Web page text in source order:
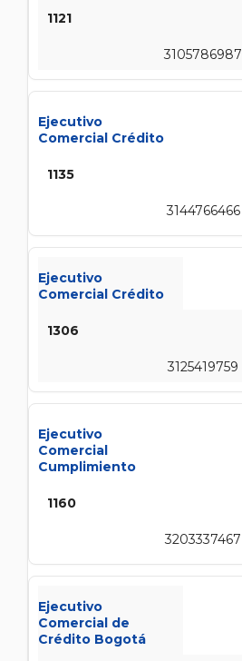
1121
3105786987
Ejecutivo
Comercial Crédito
1135
3144766466
Ejecutivo
Comercial Crédito
1306
3125419759
Ejecutivo
Comercial
Cumplimiento
1160
3203337467
Ejecutivo
Comercial de
Crédito Bogotá